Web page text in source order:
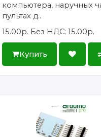
компьютера, наручных
пультах д..
15.00р. Без НДС: 15.00р.
Купить